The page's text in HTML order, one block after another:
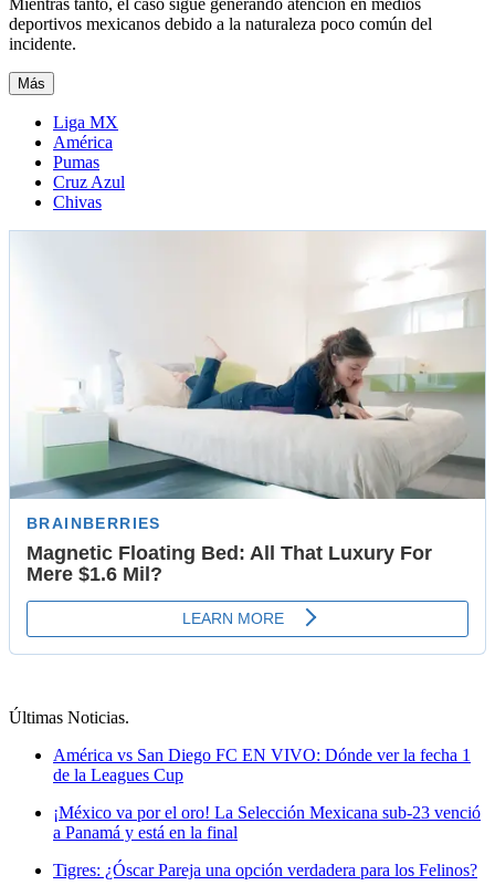
deportivos mexicanos debido a la naturaleza poco común del
incidente.
Más
Liga MX
América
Pumas
Cruz Azul
Chivas
Últimas Noticias.
América vs San Diego FC EN VIVO: Dónde ver la fecha 1
de la Leagues Cup
¡México va por el oro! La Selección Mexicana sub-23 venció
a Panamá y está en la final
Tigres: ¿Óscar Pareja una opción verdadera para los Felinos?